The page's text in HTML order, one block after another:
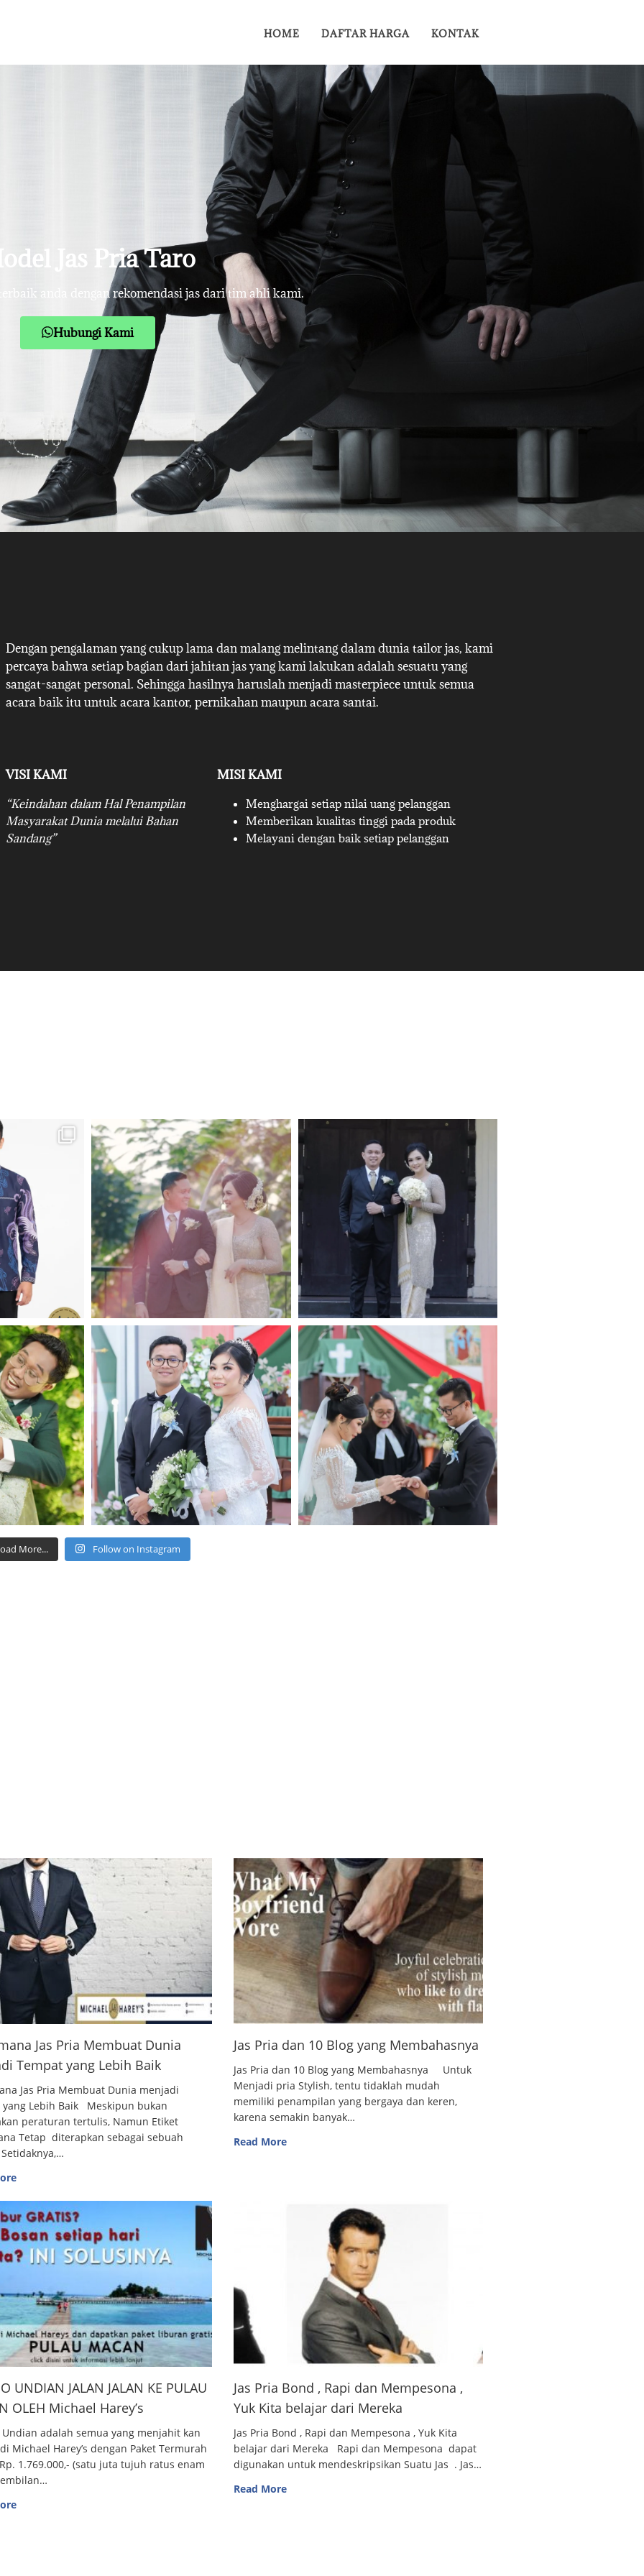
HOME DAFTAR HARGA KONTAK
Jas Pria Taro
anda dengan rekomendasi jas dari tim ahli kami.
Hubungi Kami
Dengan pengalaman yang cukup lama dan malang melintang dalam dunia tailor jas, kami
percaya bahwa setiap bagian dari jahitan jas yang kami lakukan adalah sesuatu yang
sangat-sangat personal. Sehingga hasilnya haruslah menjadi masterpiece untuk semua
acara baik itu untuk acara kantor, pernikahan maupun acara santai.
VISI KAMI
“Keindahan dalam Hal Penampilan
Masyarakat Dunia melalui Bahan
Sandang”
MISI KAMI
Menghargai setiap nilai uang pelanggan
Memberikan kualitas tinggi pada produk
Melayani dengan baik setiap pelanggan
More... Follow on Instagram
Jas Pria Membuat Dunia
Tempat yang Lebih Baik
Jas Pria Membuat Dunia menjadi
yang Lebih Baik Meskipun bukan
peraturan tertulis, Namun Etiket
Tetap diterapkan sebagai sebuah
Jas Pria dan 10 Blog yang Membahasnya
Jas Pria dan 10 Blog yang Membahasnya Untuk
Menjadi pria Stylish, tentu tidaklah mudah
memiliki penampilan yang bergaya dan keren,
karena semakin banyak…
Read More
UNDIAN JALAN JALAN KE PULAU
OLEH Michael Harey’s
Undian adalah semua yang menjahit kan
Michael Harey’s dengan Paket Termurah
1.769.000,- (satu juta tujuh ratus enam
Jas Pria Bond , Rapi dan Mempesona ,
Yuk Kita belajar dari Mereka
Jas Pria Bond , Rapi dan Mempesona , Yuk Kita
belajar dari Mereka Rapi dan Mempesona dapat
digunakan untuk mendeskripsikan Suatu Jas . Jas…
Read More